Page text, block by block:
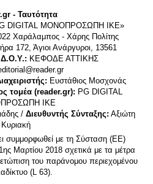
- Ταυτότητα
DIGITAL MONΟΠΡΟΣΩΠΗ ΙΚΕ»
Χαράλαμπος - Χάρης Πολίτης
172, Άγιοι Ανάργυροι, 13561
Δ.Ο.Υ.: ΚΕΦΟΔΕ ΑΤΤΙΚΗΣ
Ευστάθιος Μοσχονάς
τομέα (reader.gr): PG DIGITAL
ΙΚΕ
/ Διευθυντής Σύνταξης: Αξιώτη
Κυριακή
συμμορφωθεί με τη Σύσταση (ΕΕ)
Μαρτίου 2018 σχετικά με τα μέτρα
του παράνομου περιεχομένου
(L 63).